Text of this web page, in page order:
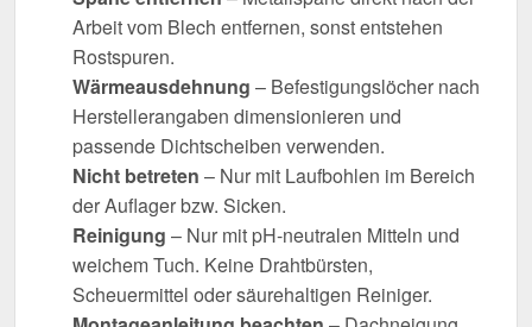
Arbeit vom Blech entfernen, sonst entstehen
Rostspuren.
Wärmeausdehnung – Befestigungslöcher nach
Herstellerangaben dimensionieren und
passende Dichtscheiben verwenden.
Nicht betreten – Nur mit Laufbohlen im Bereich
der Auflager bzw. Sicken.
Reinigung – Nur mit pH-neutralen Mitteln und
weichem Tuch. Keine Drahtbürsten,
Scheuermittel oder säurehaltigen Reiniger.